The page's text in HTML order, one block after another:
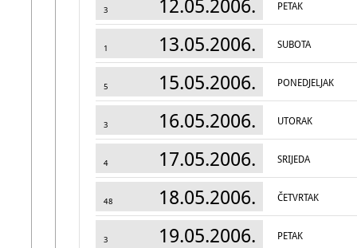
3 12.05.2006. PETAK
1 13.05.2006. SUBOTA
5 15.05.2006. PONEDJELJAK
3 16.05.2006. UTORAK
4 17.05.2006. SRIJEDA
48 18.05.2006. ČETVRTAK
3 19.05.2006. PETAK